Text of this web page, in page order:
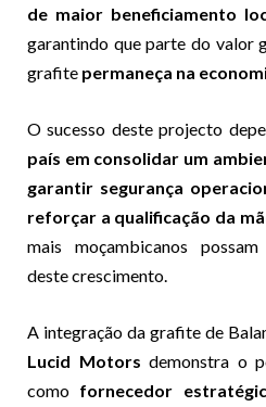
de maior beneficiamento
garantindo que parte do valor
grafite permaneça na
O sucesso deste projecto
país em consolidar um
garantir segurança
reforçar a qualificação da
mais moçambicanos
deste crescimento.
A integração da grafite de
Lucid Motors demonstra o
como fornecedor